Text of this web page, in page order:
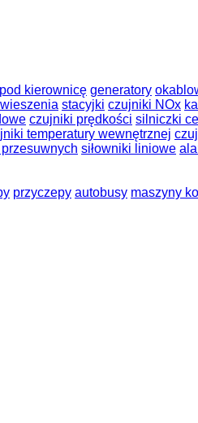
kierownicę generatory
stacyjki czujniki NOx
czujniki prędkości silniczki
temperatury wewnętrznej
siłowniki liniowe
przyczepy autobusy maszyny